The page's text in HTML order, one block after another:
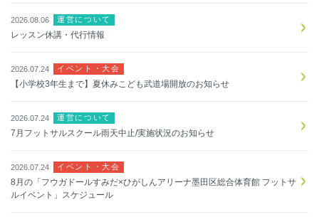
2026.08.06 運営について
レッスン休講・代行情報
2026.07.24 イベント・大会
【小学校3年生まで】夏休みこども武道場開放のお知らせ
2026.07.24 運営について
7月フットサルスクール雨天中止/実施状況のお知らせ
2026.07.24 イベント・大会
8月の「フウガドールすみだ×ひがしんアリーナ墨田区総合体育館 フットサ
ルイベント」スケジュール